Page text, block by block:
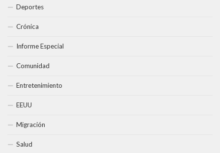
Deportes
Crónica
Informe Especial
Comunidad
Entretenimiento
EEUU
Migración
Salud